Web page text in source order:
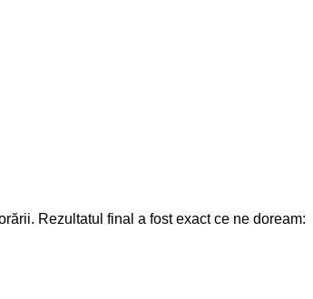
Rezultatul final a fost exact ce ne doream: